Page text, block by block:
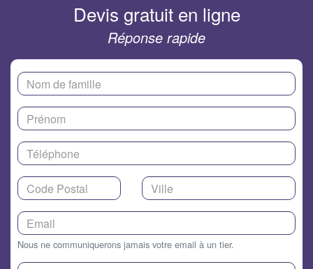
Devis gratuit en ligne
Réponse rapide
Nous ne communiquerons jamais votre email à un tier.